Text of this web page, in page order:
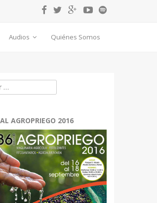
Audios Quiénes Somos
AGROPRIEGO 2016